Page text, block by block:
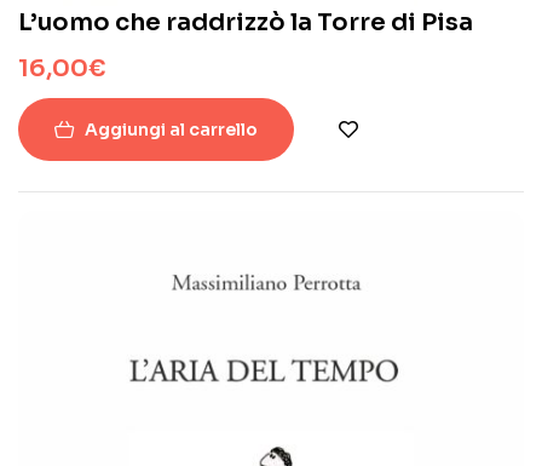
L’uomo che raddrizzò la Torre di Pisa
16,00€
Aggiungi al carrello